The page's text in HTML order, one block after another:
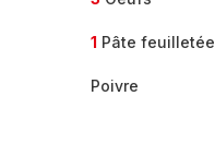
1 Pâte feuilletée
Poivre